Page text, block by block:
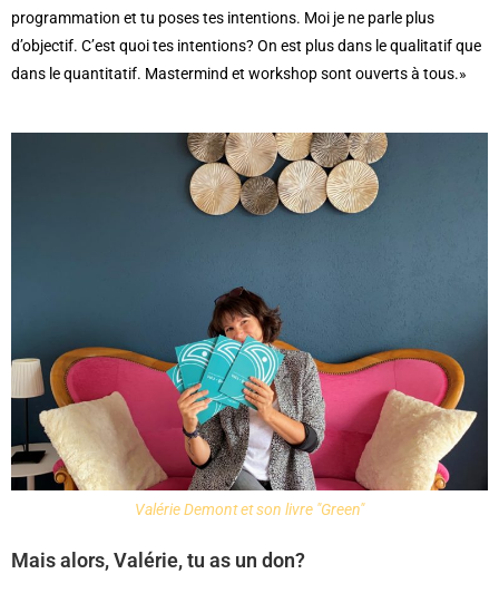
programmation et tu poses tes intentions. Moi je ne parle plus
d’objectif. C’est quoi tes intentions? On est plus dans le qualitatif que
dans le quantitatif. Mastermind et workshop sont ouverts à tous.»
Valérie Demont et son livre "Green"
Mais alors, Valérie, tu as un don?